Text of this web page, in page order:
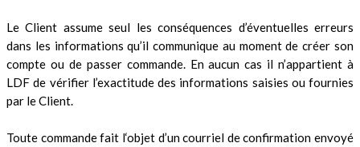
Le Client assume seul les conséquences d’éventuelles erreurs
dans les informations qu’il communique au moment de créer son
compte ou de passer commande. En aucun cas il n’appartient à
LDF de vérifier l’exactitude des informations saisies ou fournies
par le Client.
Toute commande fait l‘objet d’un courriel de confirmation envoyé